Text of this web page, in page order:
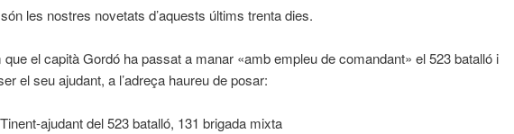
les nostres novetats d’aquests últims trenta dies.
que el capità Gordó ha passat a manar «amb empleu de comandant» el 523 batalló i
el seu ajudant, a l’adreça haureu de posar:
Tinent-ajudant del 523 batalló, 131 brigada mixta